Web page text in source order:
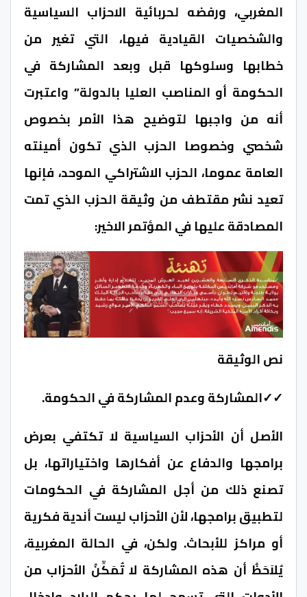
المغربي، ورفضه لحربائية الاحزاب السياسية
والشخصيات القيادية فيها، التي تغير من
خطابها وسلوكها قبل وبعد المشاركة في
الحكومة أو المناصب العليا بالدولة” واعتبرت
أنه من واجبها لتوضيح هذا الأمر بخصوص
شخصي وخصوصا الحزب الذي تكون أمينته
العامة عموما، الحزب الاشتراكي الموحد، فإنها
تعيد نشر مقتطف من وثيقة الحزب الذي تمت
المصادقة عليها في المؤتمر الاخير:
نص الوثيقة
✓✓المشاركة وعدم المشاركة في الحكومة.
الأصل أن الأحزاب السياسية لا تكتفي بعرض
برامجها والدفاع عن أفكارها واختياراتها، بل
تصنع ذلك من أجل المشاركة في الحكومات
لتطبيق برامجها، لأن الأحزاب ليست أندية فكرية
أو مراكز للأبحاث. ولكن، في الحالة المغربية،
يُلاَحَظُ أن هذه المشاركة لا تُمَكِّنُ الأحزاب من